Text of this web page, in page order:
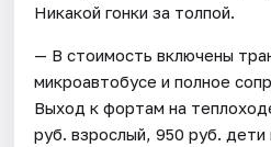
Никакой гонки за толпой.
— В стоимость включены
микроавтобусе и полное
Выход к фортам на
руб. взрослый, 950 руб. дети